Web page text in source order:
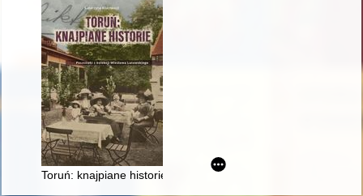
Toruń: knajpiane historie : pocztówki z kolekcji Wiesława